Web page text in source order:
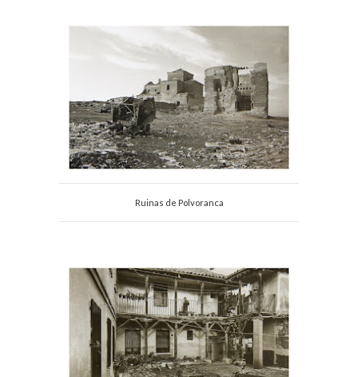
Ruinas de Polvoranca